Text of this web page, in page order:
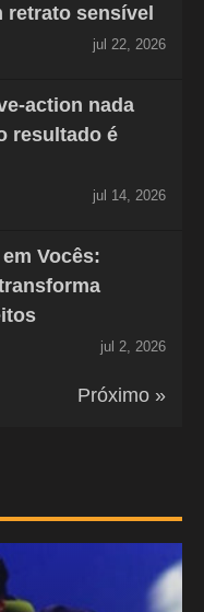
retrato sensível
jul 22, 2026
action nada
resultado é
jul 14, 2026
Vocês:
jul 2, 2026
Próximo »